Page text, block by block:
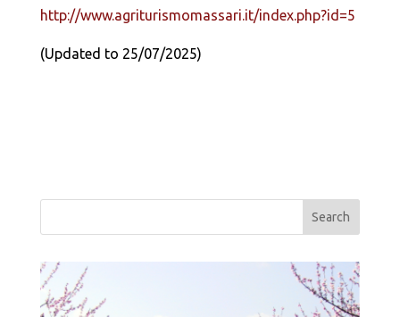
http://www.agriturismomassari.it/index.php?id=5
(Updated to 25/07/2025)